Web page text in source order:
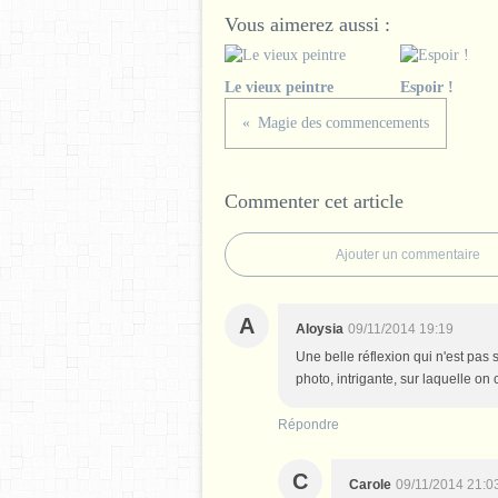
Vous aimerez aussi :
Le vieux peintre Espoir !
Magie des commencements
Commenter cet article
Ajouter un commentaire
A Aloysia 09/11/2014 19:19
Une belle réflexion qui n'est pas
photo, intrigante, sur laquelle on
Répondre
C Carole 09/11/2014